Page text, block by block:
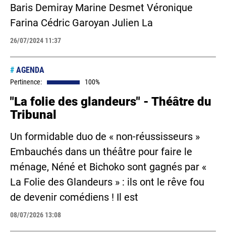
Baris Demiray Marine Desmet Véronique
Farina Cédric Garoyan Julien La
26/07/2024 11:37
# AGENDA
Pertinence: 100%
"La folie des glandeurs" - Théâtre du
Tribunal
Un formidable duo de « non-réussisseurs »
Embauchés dans un théâtre pour faire le
ménage, Néné et Bichoko sont gagnés par «
La Folie des Glandeurs » : ils ont le rêve fou
de devenir comédiens ! Il est
08/07/2026 13:08